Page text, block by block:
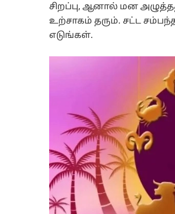
சிறப்பு, ஆனால் மன
உற்சாகம் தரும். சட்ட
எடுங்கள்.